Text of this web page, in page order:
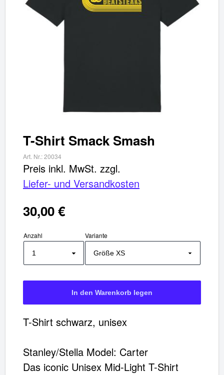
T-Shirt Smack Smash
Art. Nr.:20034
Preis inkl. MwSt. zzgl.
Liefer- und Versandkosten
30,00 €
Anzahl Variante
T-Shirt schwarz, unisex
Stanley/Stella Model: Carter
Das iconic Unisex Mid-Light T-Shirt
Artikel hinzugefügt
Dein Warenkorb ist für
T-Shirt Smack Smash
Artikel im Warenkorb